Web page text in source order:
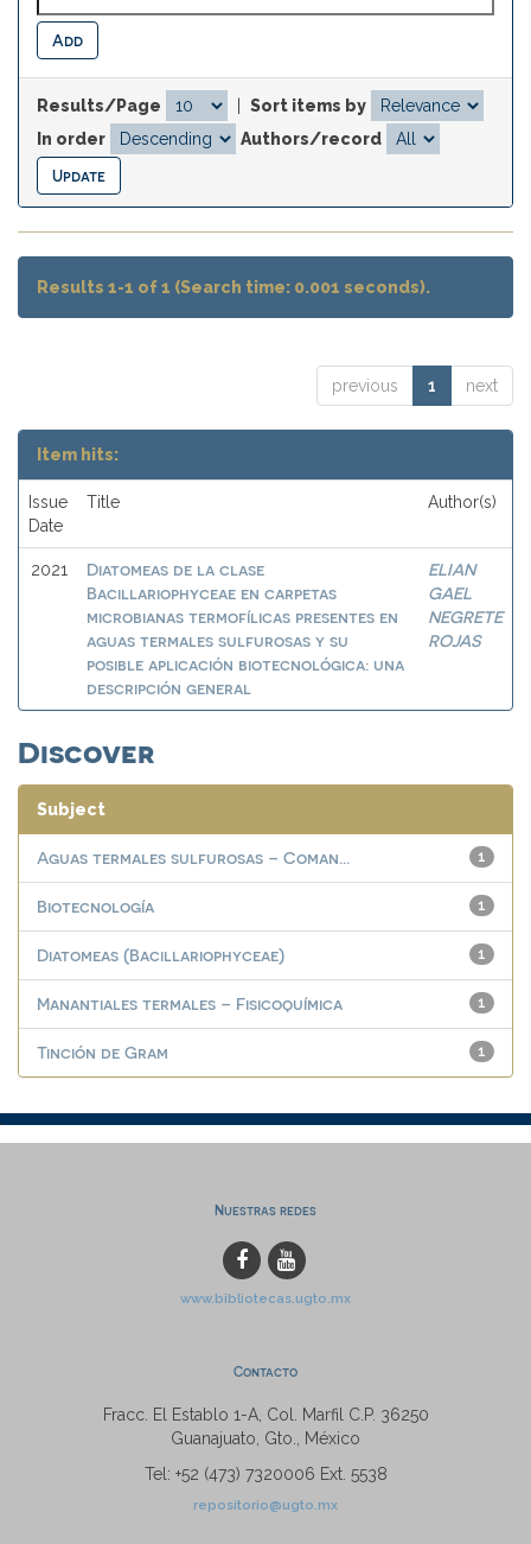
Results/Page
Sort items by
In order
Authors/record
Results 1-1 of 1 (Search time: 0.001 seconds).
previous 1 next
Item hits:
Issue
Date
Title Author(s)
2021
Diatomeas de la clase
Bacillariophyceae en carpetas
microbianas termofílicas presentes en
aguas termales sulfurosas y su
posible aplicación biotecnológica: una
descripción general
ELIAN
GAEL
NEGRETE
ROJAS
Discover
Subject
1
Aguas termales sulfurosas – Coman...
1
Biotecnología
1
Diatomeas (Bacillariophyceae)
1
Manantiales termales – Fisicoquímica
1
Tinción de Gram
Nuestras redes
www.bibliotecas.ugto.mx
Contacto
Fracc. El Establo 1-A, Col. Marfil C.P. 36250
Guanajuato, Gto., México
Tel: +52 (473) 7320006 Ext. 5538
repositorio@ugto.mx